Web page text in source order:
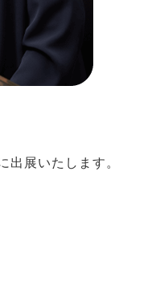
出展いたします。